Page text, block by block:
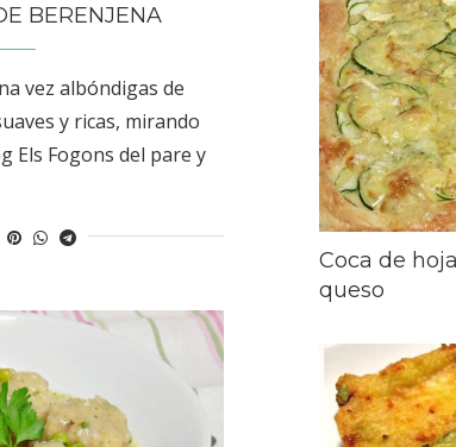
BERENJENA
vez albóndigas de
y ricas, mirando
Els Fogons del pare y
Coca de
queso